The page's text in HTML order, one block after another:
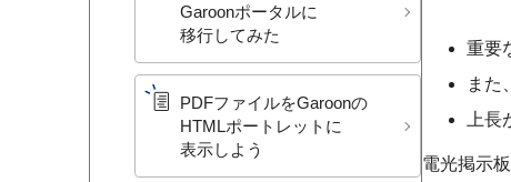
Garoonポータルに​
移行してみた
PDFファイルを​Garoonの​
HTMLポートレットに​
表示しよう
重要
また
上
電光掲示